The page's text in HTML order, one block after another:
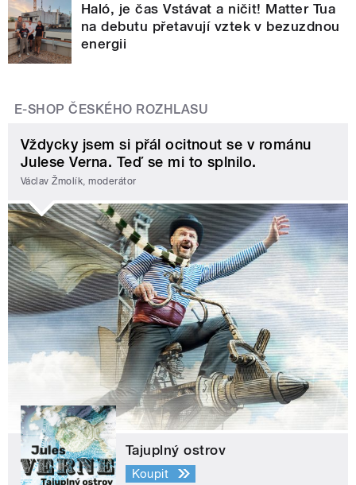
Haló, je čas Vstávat a ničit! Matter Tua
na debutu přetavují vztek v bezuzdnou
energii
E-SHOP ČESKÉHO ROZHLASU
Vždycky jsem si přál ocitnout se v románu
Julese Verna. Teď se mi to splnilo.
Václav Žmolík, moderátor
Tajuplný ostrov
Koupit